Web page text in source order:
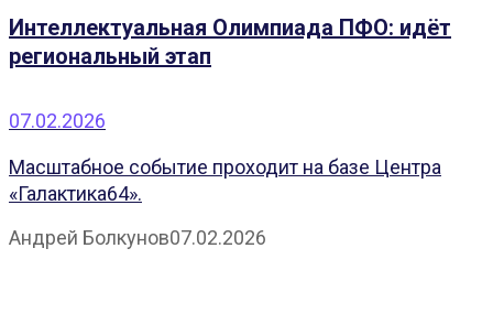
Интеллектуальная Олимпиада ПФО: идёт
региональный этап
07.02.2026
Масштабное событие проходит на базе Центра
«Галактика64».
Андрей Болкунов07.02.2026